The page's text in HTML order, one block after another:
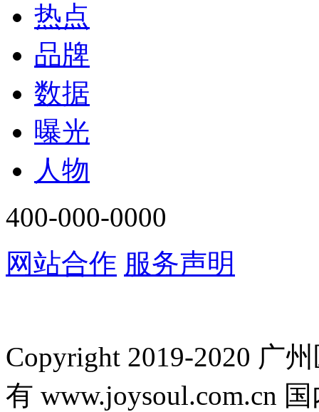
热点
品牌
数据
曝光
人物
400-000-0000
网站合作 服务声明
Copyright 2019-2020 广
有 www.joysoul.com.cn